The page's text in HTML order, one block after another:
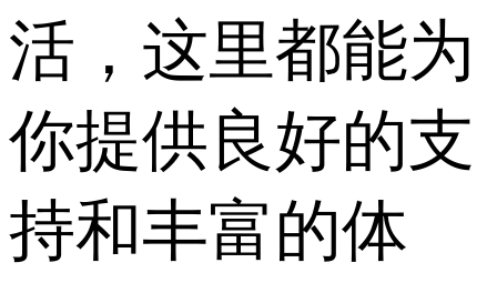
活，这里都能为
你提供良好的支
持和丰富的体